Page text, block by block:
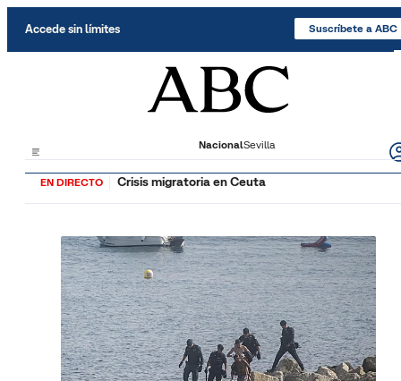
Accede sin límites Suscríbete a ABC
NacionalSevilla
EN DIRECTO Crisis migratoria en Ceuta